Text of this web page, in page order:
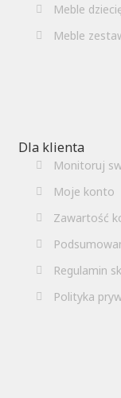
Meble
Meble
Dla klienta
Monitoruj
Moje konto
Zawartość
Regulamin
Polityka